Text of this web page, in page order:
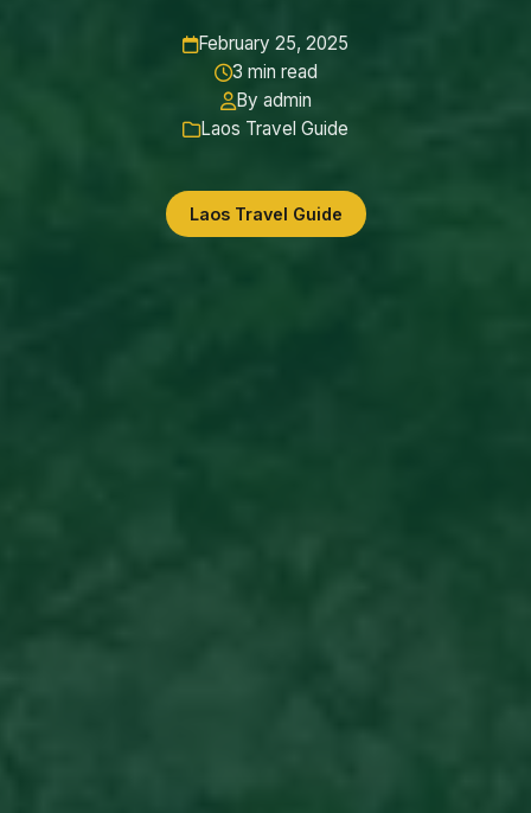
February 25, 2025
3 min read
By admin
Laos Travel Guide
Laos Travel Guide